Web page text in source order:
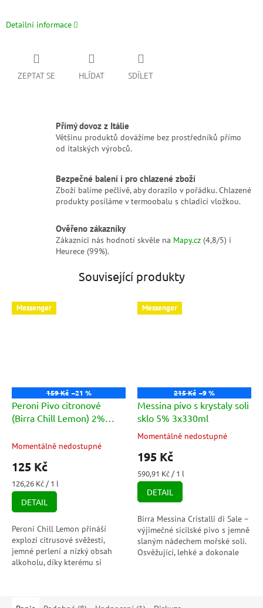
Detailní informace
ZEPTAT SE HLÍDAT SDÍLET
Přímý dovoz z Itálie
Většinu produktů dovážíme bez prostředníků přímo
od italských výrobců.
Bezpečné balení i pro chlazené zboží
Zboží balíme pečlivě, aby dorazilo v pořádku. Chlazené
produkty posíláme v termoobalu s chladicí vložkou.
Ověřeno zákazníky
Zákazníci nás hodnotí skvěle na Mapy.cz (4,8/5) i
Heurece (99%).
Související produkty
Messenger
159 Kč –21 %
Peroni Pivo citronové
(Birra Chill Lemon) 2%
Momentálně nedostupné
125 Kč
Měrná
cena:
126,26 Kč / 1 l
DETAIL
Peroni Chill Lemon přináší
explozi citrusové svěžesti,
jemné perlení a nízký obsah
alkoholu, díky kterému si
Messenger
215 Kč –9 %
Messina pivo s krystaly soli
sklo 5% 3x330ml
Průměrné
hodnocení
produktu
je
5,0
5
hvězdiček.
Momentálně nedostupné
195 Kč
Měrná
cena:
590,91 Kč / 1 l
DETAIL
Birra Messina Cristalli di Sale –
výjimečné sicilské pivo s jemně
slaným nádechem mořské soli.
Osvěžující, lehké a dokonale